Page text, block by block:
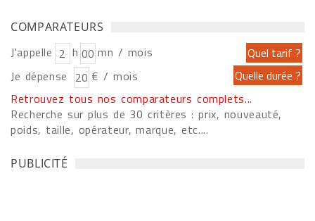
COMPARATEURS
J'appelle h
mn / mois
Je dépense
€ / mois
Retrouvez tous nos comparateurs complets...
Recherche sur plus de 30 critères : prix, nouveauté,
poids, taille, opérateur, marque, etc....
PUBLICITÉ